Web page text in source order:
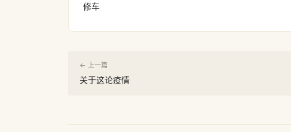
修车
← 上一篇
关于这论疫情